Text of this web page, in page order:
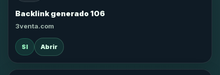
Backlink generado 106
3venta.com
SI Abrir